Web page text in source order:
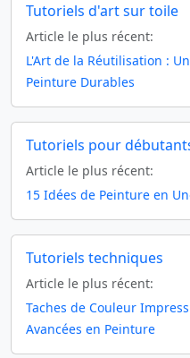
Tutoriels d'art sur toile
Article le plus récent:
L'Art de la Réutilisation :
Peinture Durables
Tutoriels pour
Article le plus récent:
15 Idées de Peinture en
Tutoriels techniques
Article le plus récent:
Taches de Couleur
Avancées en Peinture